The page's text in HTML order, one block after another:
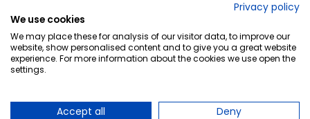
Privacy policy
We use cookies
We may place these for analysis of our visitor data, to improve our
website, show personalised content and to give you a great website
experience. For more information about the cookies we use open the
settings.
Accept all
Deny